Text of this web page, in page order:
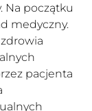
Na początku
medyczny.
pacjenta